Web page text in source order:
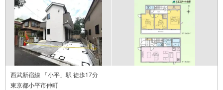
西武新宿線 「小平」駅 徒歩17分
東京都小平市仲町